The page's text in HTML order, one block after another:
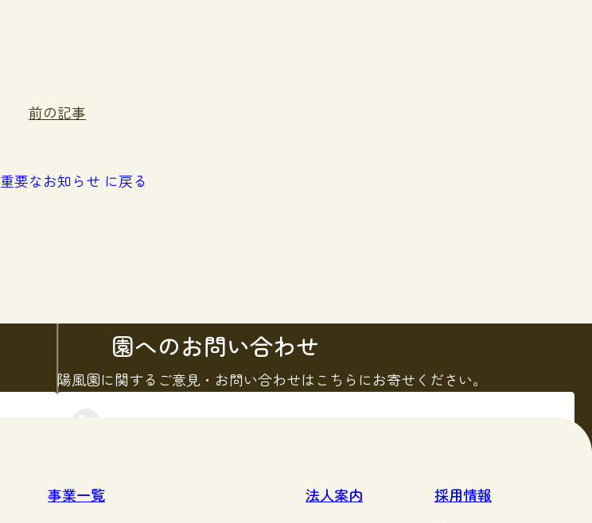
前の記事
重要なお知らせ に戻る
園へのお問い合わせ
陽風園に関するご意見・お問い合わせはこちらにお寄せください。
事業一覧
法人案内
採用情報